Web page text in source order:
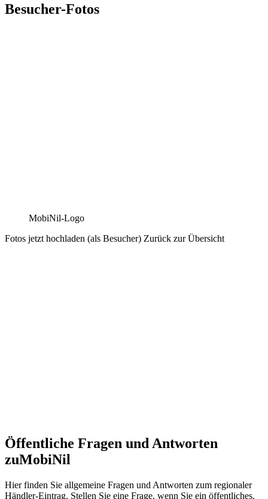
Besucher-Fotos
MobiNil-Logo
Fotos jetzt hochladen (als Besucher) Zurück zur Übersicht
Öffentliche Fragen und Antworten
zuMobiNil
Hier finden Sie allgemeine Fragen und Antworten zum regionaler
Händler-Eintrag. Stellen Sie eine Frage, wenn Sie ein öffentliches,